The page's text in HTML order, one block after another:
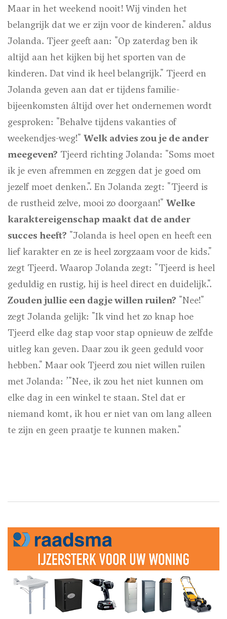
Maar in het weekend nooit! Wij vinden het
belangrijk dat we er zijn voor de kinderen." aldus
Jolanda. Tjeer geeft aan: "Op zaterdag ben ik
altijd aan het kijken bij het sporten van de
kinderen. Dat vind ik heel belangrijk." Tjeerd en
Jolanda geven aan dat er tijdens familie-
bijeenkomsten áltijd over het ondernemen wordt
gesproken: "Behalve tijdens vakanties of
weekendjes-weg!" Welk advies zou je de ander
meegeven? Tjeerd richting Jolanda: "Soms moet
ik je even afremmen en zeggen dat je goed om
jezelf moet denken.". En Jolanda zegt: "Tjeerd is
de rustheid zelve, mooi zo doorgaan!" Welke
karaktereigenschap maakt dat de ander
succes heeft? "Jolanda is heel open en heeft een
lief karakter en ze is heel zorgzaam voor de kids."
zegt Tjeerd. Waarop Jolanda zegt: "Tjeerd is heel
geduldig en rustig, hij is heel direct en duidelijk.".
Zouden jullie een dagje willen ruilen? "Nee!"
zegt Jolanda gelijk: "Ik vind het zo knap hoe
Tjeerd elke dag stap voor stap opnieuw de zelfde
uitleg kan geven. Daar zou ik geen geduld voor
hebben." Maar ook Tjeerd zou niet willen ruilen
met Jolanda: ’"Nee, ik zou het niet kunnen om
elke dag in een winkel te staan. Stel dat er
niemand komt, ik hou er niet van om lang alleen
te zijn en geen praatje te kunnen maken."